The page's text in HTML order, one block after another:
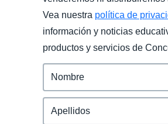
Vea nuestra política de
información y noticias
productos y servicios de